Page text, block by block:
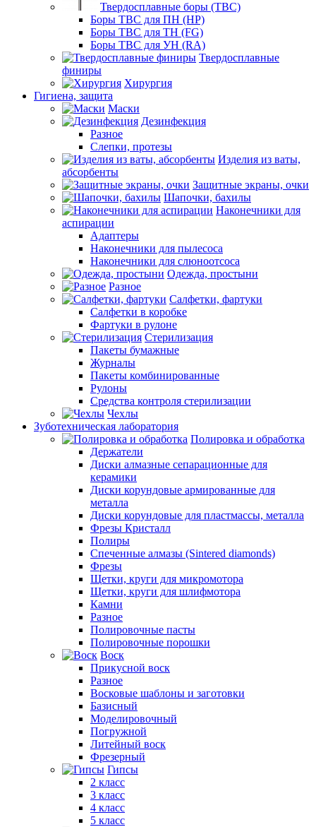
Твердосплавные боры (ТВС)
Боры ТВС для ПН (HP)
Боры ТВС для ТН (FG)
Боры ТВС для УН (RA)
Твердосплавные
финиры
Хирургия
Гигиена, защита
Маски
Дезинфекция
Разное
Слепки, протезы
Изделия из ваты,
абсорбенты
Защитные экраны, очки
Шапочки, бахилы
Наконечники для
аспирации
Адаптеры
Наконечники для пылесоса
Наконечники для слюноотсоса
Одежда, простыни
Разное
Салфетки, фартуки
Салфетки в коробке
Фартуки в рулоне
Стерилизация
Пакеты бумажные
Журналы
Пакеты комбинированные
Рулоны
Средства контроля стерилизации
Чехлы
Зуботехническая лаборатория
Полировка и обработка
Держатели
Диски алмазные сепарационные для
керамики
Диски корундовые армированные для
металла
Диски корундовые для пластмассы, металла
Фрезы Кристалл
Полиры
Спеченные алмазы (Sintered diamonds)
Фрезы
Щетки, круги для микромотора
Щетки, круги для шлифмотора
Камни
Разное
Полировочные пасты
Полировочные порошки
Воск
Прикусной воск
Разное
Восковые шаблоны и заготовки
Базисный
Моделировочный
Погружной
Литейный воск
Фрезерный
Гипсы
2 класс
3 класс
4 класс
5 класс